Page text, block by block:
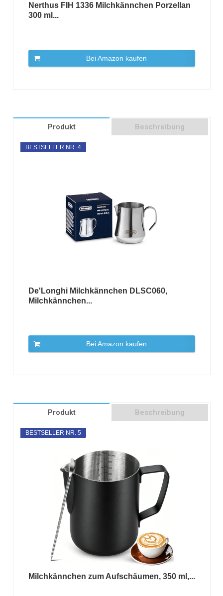
Nerthus FIH 1336 Milchkännchen Porzellan
300 ml...
Bei Amazon kaufen
Produkt Beschreibung
BESTSELLER NR. 4
De'Longhi Milchkännchen DLSC060,
Milchkännchen...
Bei Amazon kaufen
Produkt Beschreibung
BESTSELLER NR. 5
Milchkännchen zum Aufschäumen, 350 ml,...